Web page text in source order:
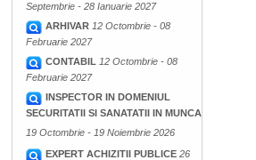
Septembrie - 28 Ianuarie 2027
ARHIVAR 12 Octombrie - 08
Februarie 2027
CONTABIL 12 Octombrie - 08
Februarie 2027
INSPECTOR IN DOMENIUL
SECURITATII SI SANATATII IN MUNCA
19 Octombrie - 19 Noiembrie 2026
EXPERT ACHIZITII PUBLICE 26